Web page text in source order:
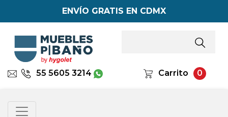
ENVÍO GRATIS EN CDMX
55 5605 3214 Carrito 0